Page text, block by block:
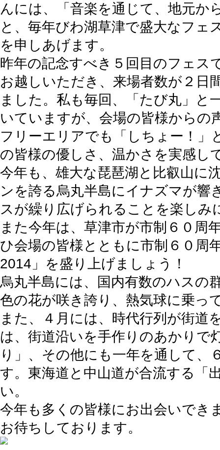
んには、「音楽を通じて、地元か
と、毎年びわ湖草津で盛大なフ
を申しあげます。
昨年の記念すべき５回目のフェス
お越しいただき、来場者数が２日
ました。私も毎回、「たび丸」と
いていますが、会場の皆様からの
フリーエリアでも「しちょー！
の皆様の優しさ、温かさを実感し
今年も、雄大な琵琶湖と比叡山に
ンを誇る烏丸半島にイナズマが響
スが繰り広げられることを楽しみ
また今年は、草津市が市制６０周
ひ会場の皆様とともに市制６０周
2014」を盛り上げましょう！
烏丸半島には、国内有数のハスの
色の花が咲き誇り、熱気球に乗っ
また、４月には、時代行列が街道
は、街道沿いを手作りのあかりで
り」、その他にも一年を通して、
す。東海道と中山道が合流する「
い。
今年も多くの皆様にお出会いでき
お待ちしております。